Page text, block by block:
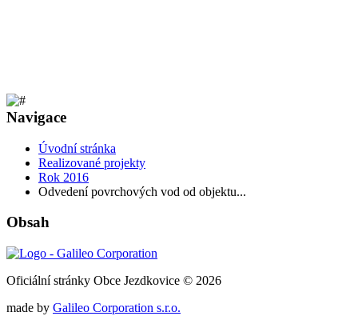
Navigace
Úvodní stránka
Realizované projekty
Rok 2016
Odvedení povrchových vod od objektu...
Obsah
Oficiální stránky Obce Jezdkovice © 2026
made by Galileo Corporation s.r.o.